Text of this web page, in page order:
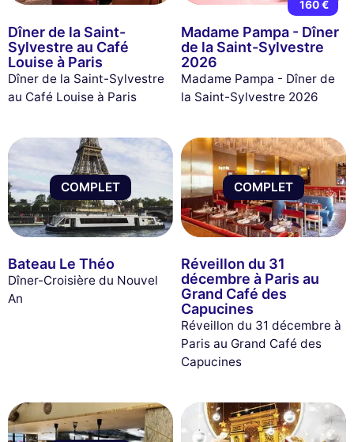
Dîner de la Saint-
Sylvestre au Café
Louise à Paris
Dîner de la Saint-Sylvestre
au Café Louise à Paris
160 €
Madame Pampa - Dîner
de la Saint-Sylvestre
2026
Madame Pampa - Dîner de
la Saint-Sylvestre 2026
COMPLET
Bateau Le Théo
Dîner-Croisière du Nouvel
An
COMPLET
Réveillon du 31
décembre à Paris au
Grand Café des
Capucines
Réveillon du 31 décembre à
Paris au Grand Café des
Capucines